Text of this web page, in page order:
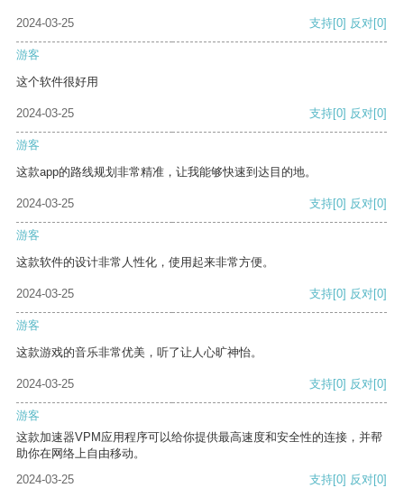
2024-03-25 支持[0] 反对[0]
游客
这个软件很好用
2024-03-25 支持[0] 反对[0]
游客
这款app的路线规划非常精准，让我能够快速到达目的地。
2024-03-25 支持[0] 反对[0]
游客
这款软件的设计非常人性化，使用起来非常方便。
2024-03-25 支持[0] 反对[0]
游客
这款游戏的音乐非常优美，听了让人心旷神怡。
2024-03-25 支持[0] 反对[0]
游客
这款加速器VPM应用程序可以给你提供最高速度和安全性的连接，并帮
助你在网络上自由移动。
2024-03-25
支持[0] 反对[0]